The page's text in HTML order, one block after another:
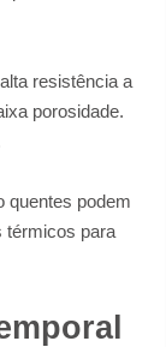
resistência a
porosidade.
quentes podem
térmicos para